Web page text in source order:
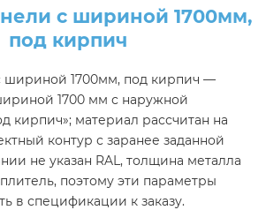
с шириной 1700мм,
под кирпич
шириной 1700мм, под кирпич —
1700 мм с наружной
кирпич»; материал рассчитан на
контур с заранее заданной
не указан RAL, толщина металла
поэтому эти параметры
в спецификации к заказу.